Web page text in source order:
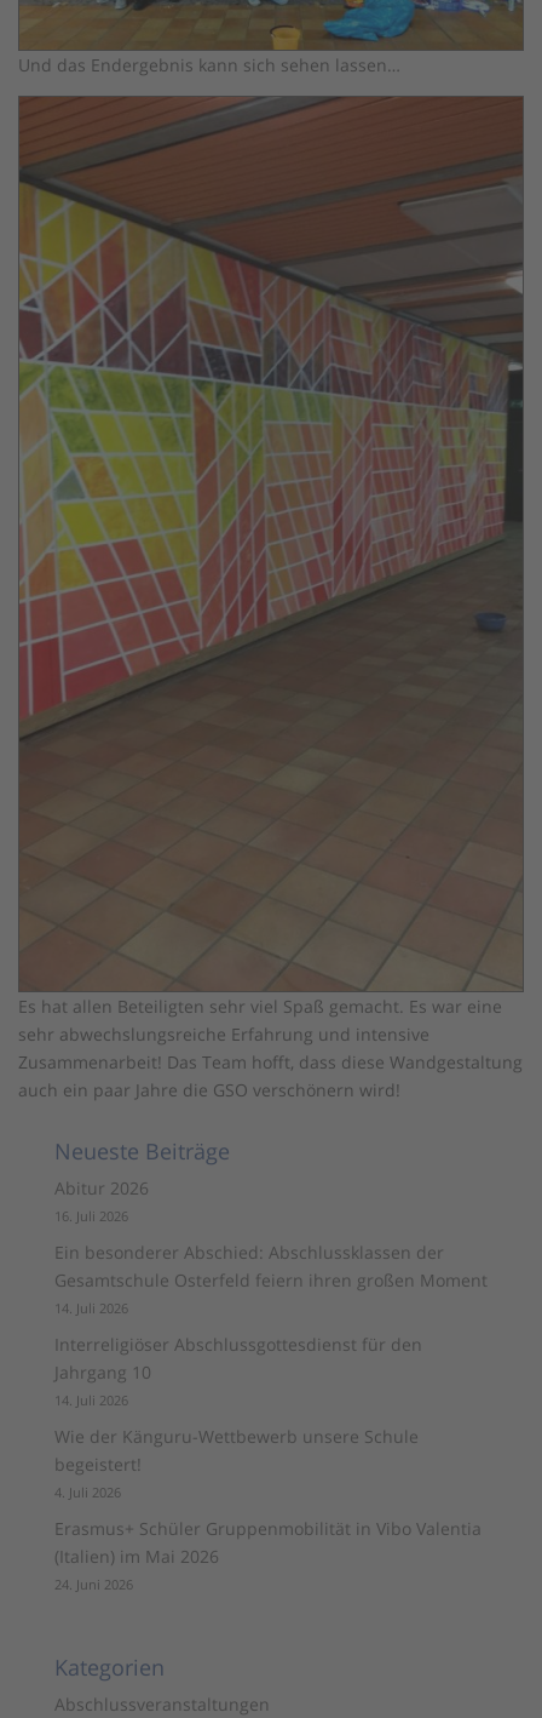
Und das Endergebnis kann sich sehen lassen…
Es hat allen Beteiligten sehr viel Spaß gemacht. Es war eine
sehr abwechslungsreiche Erfahrung und intensive
Zusammenarbeit! Das Team hofft, dass diese Wandgestaltung
auch ein paar Jahre die GSO verschönern wird!
Neueste Beiträge
Abitur 2026
16. Juli 2026
Ein besonderer Abschied: Abschlussklassen der
Gesamtschule Osterfeld feiern ihren großen Moment
14. Juli 2026
Interreligiöser Abschlussgottesdienst für den
Jahrgang 10
14. Juli 2026
Wie der Känguru-Wettbewerb unsere Schule
begeistert!
4. Juli 2026
Erasmus+ Schüler Gruppenmobilität in Vibo Valentia
(Italien) im Mai 2026
24. Juni 2026
Kategorien
Abschlussveranstaltungen